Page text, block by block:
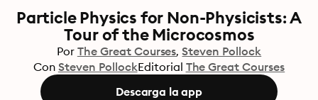
Particle Physics for Non-Physicists: A
Tour of the Microcosmos
Por The Great Courses Steven Pollock
Con Steven PollockEditorial The Great Courses
Descarga la app